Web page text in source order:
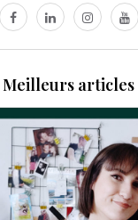
Meilleurs articles